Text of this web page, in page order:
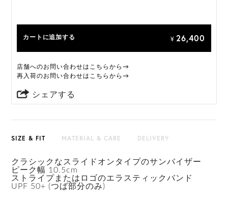
カートに追加する ¥ 26,400
店舗へのお問い合わせはこちらから→
再入荷のお問い合わせはこちらから→
シェアする
SIZE & FIT MATERIAL & CARE DELIVERY
クラシックなスライドオンタイプのサンバイザー
ピーク幅 10.5cm
ストライプまたはロゴのエラスティックバンド
UPF 50+ (つば部分のみ)